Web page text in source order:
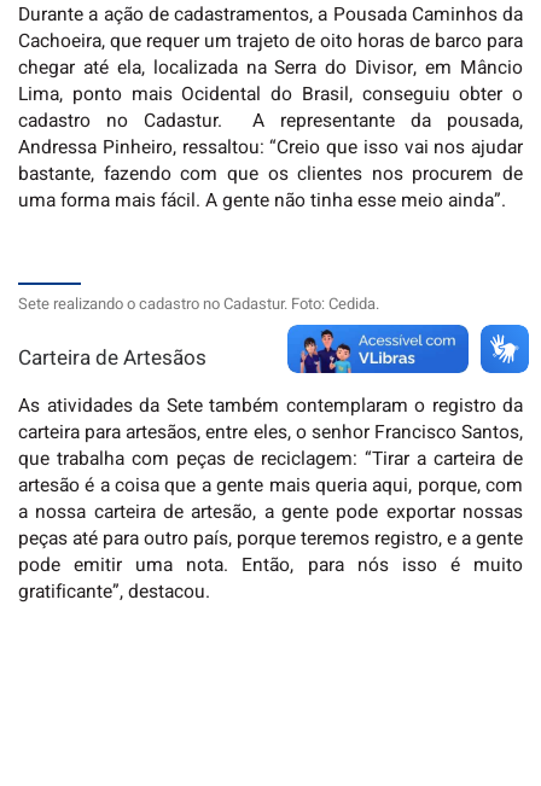
Durante a ação de cadastramentos, a Pousada Caminhos da
Cachoeira, que requer um trajeto de oito horas de barco para
chegar até ela, localizada na Serra do Divisor, em Mâncio
Lima, ponto mais Ocidental do Brasil, conseguiu obter o
cadastro no Cadastur. A representante da pousada,
Andressa Pinheiro, ressaltou: “Creio que isso vai nos ajudar
bastante, fazendo com que os clientes nos procurem de
uma forma mais fácil. A gente não tinha esse meio ainda”.
Sete realizando o cadastro no Cadastur. Foto: Cedida.
Carteira de Artesãos
As atividades da Sete também contemplaram o registro da
carteira para artesãos, entre eles, o senhor Francisco Santos,
que trabalha com peças de reciclagem: “Tirar a carteira de
artesão é a coisa que a gente mais queria aqui, porque, com
a nossa carteira de artesão, a gente pode exportar nossas
peças até para outro país, porque teremos registro, e a gente
pode emitir uma nota. Então, para nós isso é muito
gratificante”, destacou.